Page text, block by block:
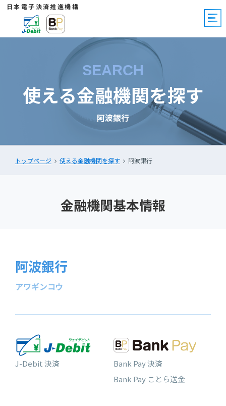
日本電子決済推進機構
SEARCH
使える金融機関を探す
阿波銀行
トップページ 使える金融機関を探す 阿波銀行
金融機関基本情報
阿波銀行
アワギンコウ
J-Debit 決済
Bank Pay 決済
Bank Pay ことら送金